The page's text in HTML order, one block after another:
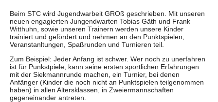
Beim STC wird Jugendwarbeit GROß geschrieben. Mit unseren
neuen engagierten Jungendwarten Tobias Gäth und Frank
Witthuhn, sowie unseren Trainern werden unsere Kinder
trainiert und gefördert und nehmen an den Punktspielen,
Veranstanltungen, Spaßrunden und Turnieren teil.
Zum Beispiel: Jeder Anfang ist schwer. Wer noch zu unerfahren
ist für Punkstpiele, kann seine ersten sportlichen Erfahrungen
mit der Siekmannrunde machen, ein Turnier, bei denen
Anfänger (Kinder die noch nicht an Punktspielen teilgenommen
haben) in allen Altersklassen, in Zweiermannschaften
gegeneinander antreten.